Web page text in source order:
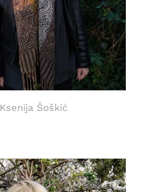
Ksenija Šoškić